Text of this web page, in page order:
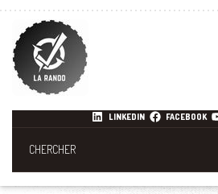
LINKEDIN FACEBOOK